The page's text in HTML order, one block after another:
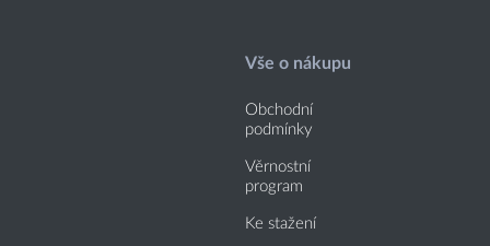
Vše o nákupu
Obchodní
podmínky
Věrnostní
program
Ke stažení